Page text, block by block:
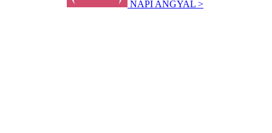
NAPI ANGYAL >